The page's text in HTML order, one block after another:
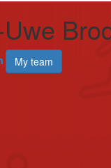
My team